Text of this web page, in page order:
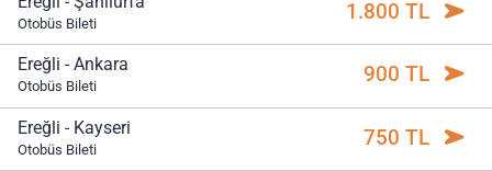
Otobüs Bileti 1.800 TL
Ereğli - Ankara
Otobüs Bileti 900 TL
Ereğli - Kayseri
Otobüs Bileti 750 TL